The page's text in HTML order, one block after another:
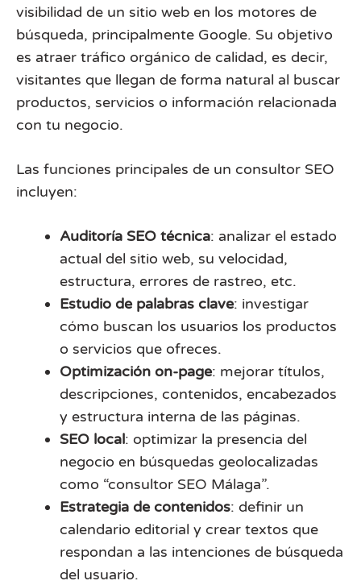
visibilidad de un sitio web en los motores de
búsqueda, principalmente Google. Su objetivo
es atraer tráfico orgánico de calidad, es decir,
visitantes que llegan de forma natural al buscar
productos, servicios o información relacionada
con tu negocio.
Las funciones principales de un consultor SEO
incluyen:
Auditoría SEO técnica: analizar el estado
actual del sitio web, su velocidad,
estructura, errores de rastreo, etc.
Estudio de palabras clave: investigar
cómo buscan los usuarios los productos
o servicios que ofreces.
Optimización on-page: mejorar títulos,
descripciones, contenidos, encabezados
y estructura interna de las páginas.
SEO local: optimizar la presencia del
negocio en búsquedas geolocalizadas
como “consultor SEO Málaga”.
Estrategia de contenidos: definir un
calendario editorial y crear textos que
respondan a las intenciones de búsqueda
del usuario.